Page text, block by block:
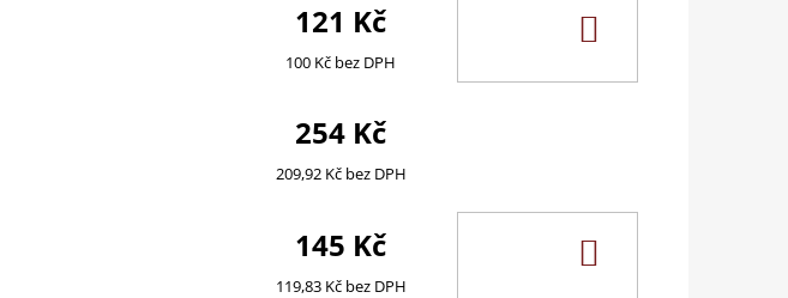
121 Kč
100 Kč bez DPH
254 Kč
209,92 Kč bez DPH
145 Kč
119,83 Kč bez DPH